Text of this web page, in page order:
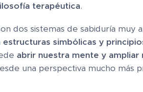
terapéutica.
dos sistemas de sabiduría muy
estructuras simbólicas y
abrir nuestra mente y ampliar
una perspectiva mucho más